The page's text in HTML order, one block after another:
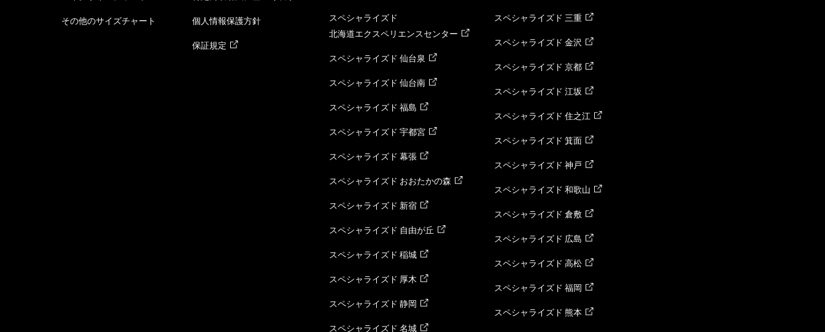
その他のサイズチャート 個人情報保護方針
保証規定
スペシャライズド
北海道エクスペリエンスセンター
スペシャライズド 仙台泉
スペシャライズド 仙台南
スペシャライズド 福島
スペシャライズド 宇都宮
スペシャライズド 幕張
スペシャライズド おおたかの森
スペシャライズド 新宿
スペシャライズド 自由が丘
スペシャライズド 稲城
スペシャライズド 厚木
スペシャライズド 静岡
スペシャライズド 名城
スペシャライズド 三重
スペシャライズド 金沢
スペシャライズド 京都
スペシャライズド 江坂
スペシャライズド 住之江
スペシャライズド 箕面
スペシャライズド 神戸
スペシャライズド 和歌山
スペシャライズド 倉敷
スペシャライズド 広島
スペシャライズド 高松
スペシャライズド 福岡
スペシャライズド 熊本